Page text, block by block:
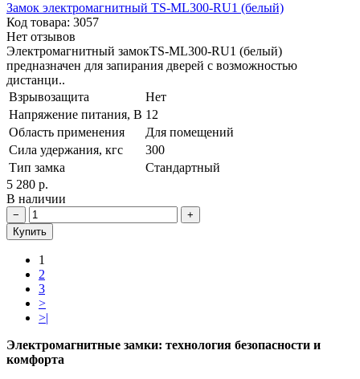
Замок электромагнитный TS-ML300-RU1 (белый)
Код товара: 3057
Нет отзывов
Электромагнитный замокTS-ML300-RU1 (белый)
предназначен для запирания дверей с возможностью
дистанци..
Взрывозащита
Нет
Напряжение питания, В 12
Область применения
Для помещений
Сила удержания, кгс
300
Тип замка
Стандартный
5 280 р.
В наличии
−
+
Купить
1
2
3
>
>|
Электромагнитные замки: технология безопасности и
комфорта